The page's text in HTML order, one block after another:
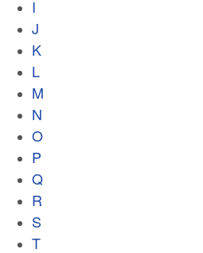
I
J
K
L
M
N
O
P
Q
R
S
T